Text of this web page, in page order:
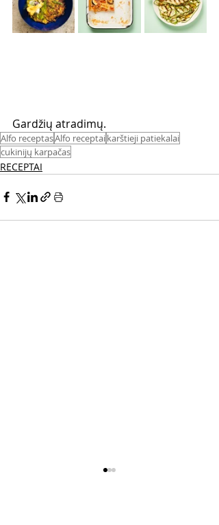
Gardžių atradimų.
Alfo receptasAlfo receptaikarštieji patiekalai
cukinijų karpačas
RECEPTAI